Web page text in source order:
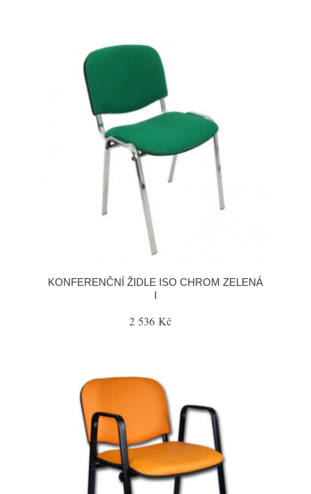
KONFERENČNÍ ŽIDLE ISO CHROM ZELENÁ
I
2 536 Kč